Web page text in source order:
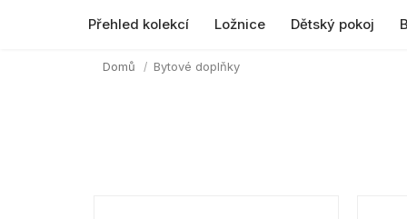
Přehled kolekcí Ložnice Dětský pokoj
Domů Bytové doplňky